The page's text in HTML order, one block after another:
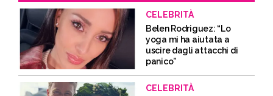
CELEBRITÀ
Belen Rodriguez: “Lo
yoga mi ha aiutata a
uscire dagli attacchi di
panico”
CELEBRITÀ